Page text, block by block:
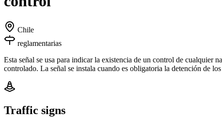
Chile
reglamentarias
Esta señal se usa para indicar la existencia de un control de cualquier
controlado. La señal se instala cuando es obligatoria la detención de
Traffic signs